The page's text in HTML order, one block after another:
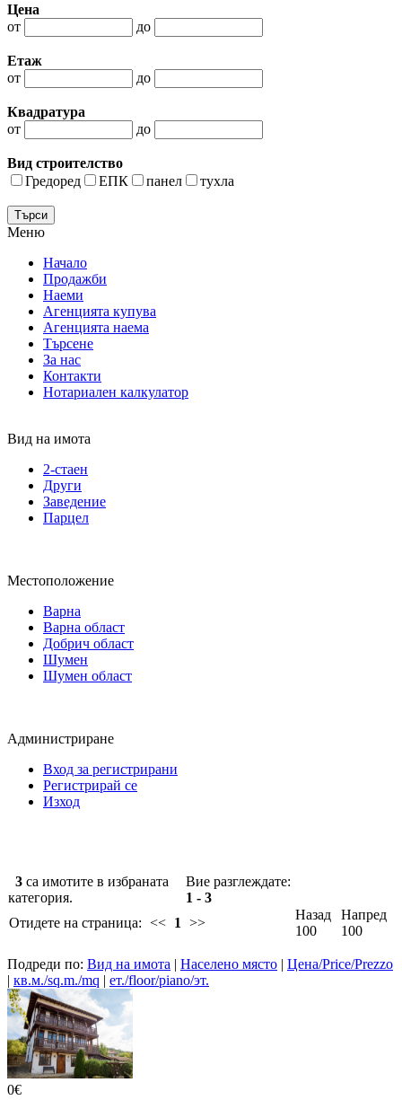
Цена
от
до
Етаж
от
до
Квадратура
от
до
Вид строителство
Гредоред
ЕПК панел тухла
Меню
Начало
Продажби
Наеми
Агенцията купува
Агенцията наема
Търсене
За нас
Контакти
Нотариален калкулатор
Вид на имота
2-стаен
Други
Заведение
Парцел
Местоположение
Варна
Варна област
Добрич област
Шумен
Шумен област
Администриране
Вход за регистрирани
Регистрирай се
Изход
3 са имотите в избраната
категория.
Вие разглеждате:
1 - 3
Отидете на страница: << 1 >>
Назад
100
Напред
100
Подреди по: Вид на имота | Населено място | Цена/Price/Prezzo
| кв.м./sq.m./mq | ет./floor/piano/эт.
0€